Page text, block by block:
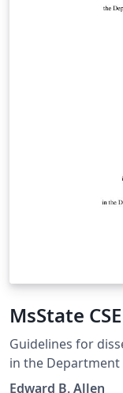
MsState
Guidelines for
in the Department
Engineering at
Edward B. Allen